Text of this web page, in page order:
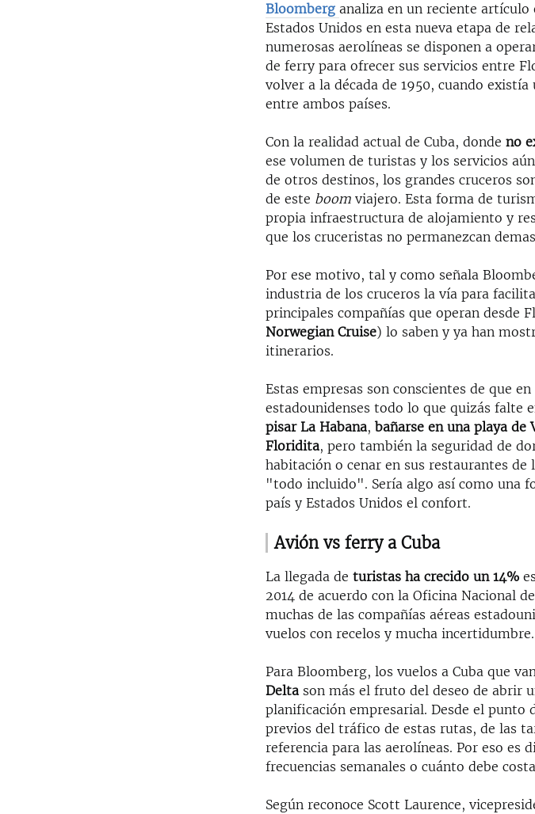
Bloomberganaliza en un reciente artículo
Estados Unidos en esta nueva etapa de
numerosas aerolíneas se disponen a
de ferry para ofrecer sus servicios entre
volver a la década de 1950, cuando
entre ambos países.
Con la realidad actual de Cuba, dondeno
ese volumen de turistas y los servicios
de otros destinos, los grandes cruceros
de este boomviajero. Esta forma de
propia infraestructura de alojamiento y
que los cruceristas no permanezcan
Por ese motivo, tal y como señala
industria de los cruceros la vía para
principales compañías que operan desde
Norwegian Cruise) lo saben y ya han
itinerarios.
Estas empresas son conscientes de que
estadounidenses todo lo que quizás falte
pisar La Habana,bañarse en una playa de
Floridita, pero también la seguridad de
habitación o cenar en sus restaurantes
"todo incluido". Sería algo así como una
país y Estados Unidos el confort.
Avión vs ferry a Cuba
La llegada deturistas ha crecido un 14%
2014 de acuerdo con la Oficina Nacional
muchas de las compañías aéreas
vuelos con recelos y mucha incertidumbre.
Para Bloomberg, los vuelos a Cuba que
Delta son más el fruto del deseo de abrir
planificación empresarial. Desde el punto
previos del tráfico de estas rutas, de las
referencia para las aerolíneas. Por eso es
frecuencias semanales o cuánto debe
Según reconoce Scott Laurence,